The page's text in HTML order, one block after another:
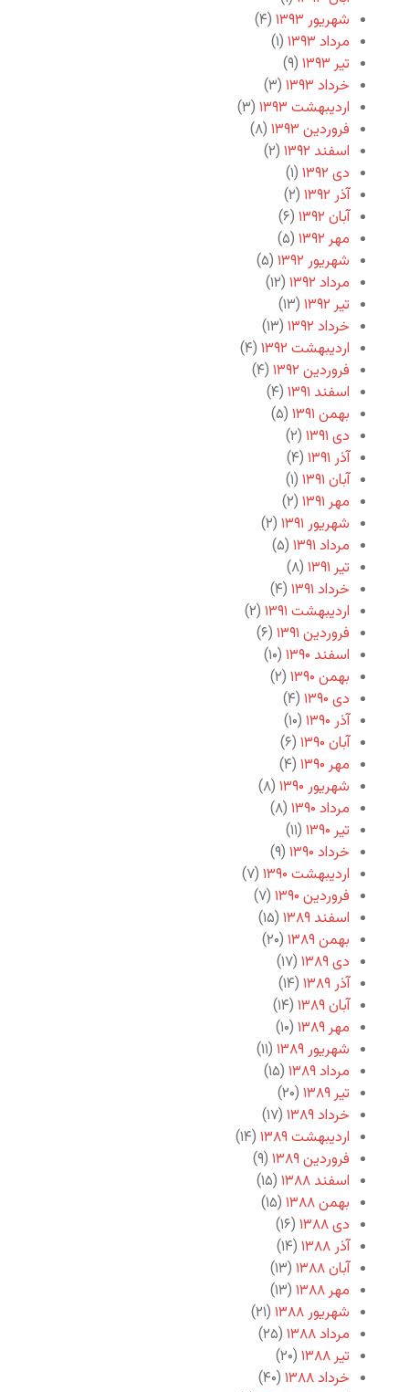
شهریور ۱۳۹۳
(۴)
مرداد ۱۳۹۳
(۱)
تیر ۱۳۹۳
(۹)
خرداد ۱۳۹۳
(۳)
اردیبهشت ۱۳۹۳
(۳)
فروردین ۱۳۹۳
(۸)
اسفند ۱۳۹۲
(۲)
دی ۱۳۹۲
(۱)
آذر ۱۳۹۲
(۲)
آبان ۱۳۹۲
(۶)
مهر ۱۳۹۲
(۵)
شهریور ۱۳۹۲
(۵)
مرداد ۱۳۹۲
(۱۲)
تیر ۱۳۹۲
(۱۳)
خرداد ۱۳۹۲
(۱۳)
اردیبهشت ۱۳۹۲
(۴)
فروردین ۱۳۹۲
(۴)
اسفند ۱۳۹۱
(۴)
بهمن ۱۳۹۱
(۵)
دی ۱۳۹۱
(۲)
آذر ۱۳۹۱
(۴)
آبان ۱۳۹۱
(۱)
مهر ۱۳۹۱
(۲)
شهریور ۱۳۹۱
(۲)
مرداد ۱۳۹۱
(۵)
تیر ۱۳۹۱
(۸)
خرداد ۱۳۹۱
(۴)
اردیبهشت ۱۳۹۱
(۲)
فروردین ۱۳۹۱
(۶)
اسفند ۱۳۹۰
(۱۰)
بهمن ۱۳۹۰
(۲)
دی ۱۳۹۰
(۴)
آذر ۱۳۹۰
(۱۰)
آبان ۱۳۹۰
(۶)
مهر ۱۳۹۰
(۴)
شهریور ۱۳۹۰
(۸)
مرداد ۱۳۹۰
(۸)
تیر ۱۳۹۰
(۱۱)
خرداد ۱۳۹۰
(۹)
اردیبهشت ۱۳۹۰
(۷)
فروردین ۱۳۹۰
(۷)
اسفند ۱۳۸۹
(۱۵)
بهمن ۱۳۸۹
(۲۰)
دی ۱۳۸۹
(۱۷)
آذر ۱۳۸۹
(۱۴)
آبان ۱۳۸۹
(۱۴)
مهر ۱۳۸۹
(۱۰)
شهریور ۱۳۸۹
(۱۱)
مرداد ۱۳۸۹
(۱۵)
تیر ۱۳۸۹
(۲۰)
خرداد ۱۳۸۹
(۱۷)
اردیبهشت ۱۳۸۹
(۱۴)
فروردین ۱۳۸۹
(۹)
اسفند ۱۳۸۸
(۱۵)
بهمن ۱۳۸۸
(۱۵)
دی ۱۳۸۸
(۱۶)
آذر ۱۳۸۸
(۱۴)
آبان ۱۳۸۸
(۱۳)
مهر ۱۳۸۸
(۱۳)
شهریور ۱۳۸۸
(۲۱)
مرداد ۱۳۸۸
(۲۵)
تیر ۱۳۸۸
(۲۰)
خرداد ۱۳۸۸
(۴۰)